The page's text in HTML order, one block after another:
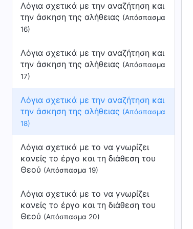
Λόγια σχετικά με την αναζήτηση και
την άσκηση της αλήθειας (Απόσπασμα
16)
Λόγια σχετικά με την αναζήτηση και
την άσκηση της αλήθειας (Απόσπασμα
17)
Λόγια σχετικά με την αναζήτηση και
την άσκηση της αλήθειας (Απόσπασμα
18)
Λόγια σχετικά με το να γνωρίζει
κανείς το έργο και τη διάθεση του
Θεού (Απόσπασμα 19)
Λόγια σχετικά με το να γνωρίζει
κανείς το έργο και τη διάθεση του
Θεού (Απόσπασμα 20)